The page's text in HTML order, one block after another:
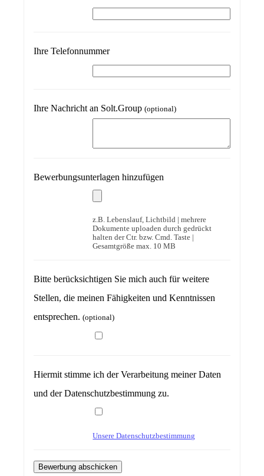
Ihre Telefonnummer
Ihre Nachricht an Solt.Group(optional)
Bewerbungsunterlagen hinzufügen
z.B. Lebenslauf, Lichtbild | mehrere
Dokumente uploaden durch gedrückt
halten der Ctr. bzw. Cmd. Taste |
Gesamtgröße max. 10 MB
Bitte berücksichtigen Sie mich auch für weitere
Stellen, die meinen Fähigkeiten und Kenntnissen
entsprechen.(optional)
Hiermit stimme ich der Verarbeitung meiner Daten
und der Datenschutzbestimmung zu.
Unsere Datenschutzbestimmung